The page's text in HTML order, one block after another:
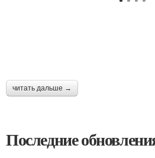
читать дальше →
Последние